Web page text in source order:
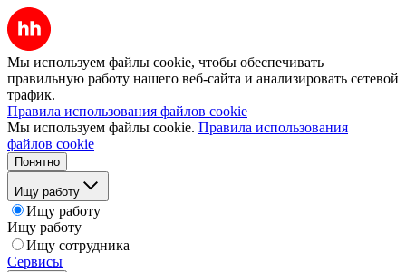
Мы используем файлы cookie, чтобы обеспечивать
правильную работу нашего веб-сайта и анализировать сетевой
трафик.
Правила использования файлов cookie
Мы используем файлы cookie. Правила использования
файлов cookie
Понятно
Ищу работу
Ищу работу
Ищу работу
Ищу сотрудника
Сервисы